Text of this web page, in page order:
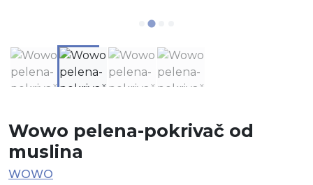
Wowo pelena-pokrivač od
muslina
WOWO